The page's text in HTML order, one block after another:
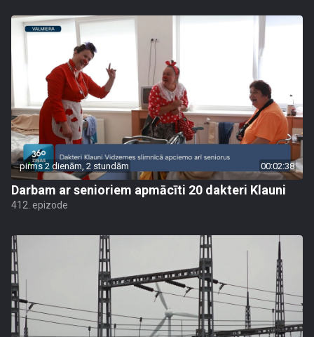
pirms 2 dienām, 2 stundām 00:02:38
Darbam ar senioriem apmācīti 20 dakteri Klauni
412. epizode